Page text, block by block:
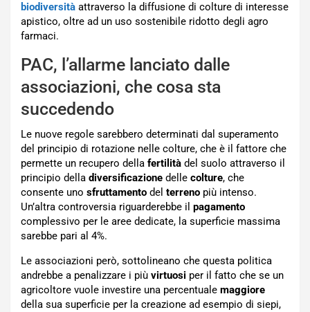
biodiversità attraverso la diffusione di colture di interesse
apistico, oltre ad un uso sostenibile ridotto degli agro
farmaci.
PAC, l’allarme lanciato dalle
associazioni, che cosa sta
succedendo
Le nuove regole sarebbero determinati dal superamento
del principio di rotazione nelle colture, che è il fattore che
permette un recupero della fertilità del suolo attraverso il
principio della diversificazione delle colture, che
consente uno sfruttamento del terreno più intenso.
Un’altra controversia riguarderebbe il pagamento
complessivo per le aree dedicate, la superficie massima
sarebbe pari al 4%.
Le associazioni però, sottolineano che questa politica
andrebbe a penalizzare i più virtuosi per il fatto che se un
agricoltore vuole investire una percentuale maggiore
della sua superficie per la creazione ad esempio di siepi,